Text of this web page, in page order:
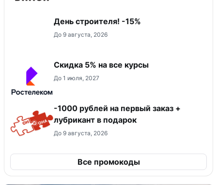
День строителя! -15%
До 9 августа, 2026
Скидка 5% на все курсы
До 1 июля, 2027
-1000 рублей на первый заказ +
лубрикант в подарок
До 9 августа, 2026
Все промокоды